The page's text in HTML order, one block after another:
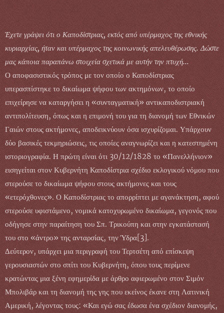
Έχετε γράψει ότι ο Καποδίστριας, εκτός από υπέρμαχος της εθνικής
κυριαρχίας, ήταν και υπέρμαχος της κοινωνικής απελευθέρωσης. Δώστε
μας κάποια παραπάνω στοιχεία σχετικά με αυτήν την πτυχή...
Ο αποφασιστικός τρόπος με τον οποίο ο Καποδίστριας
υπερασπίστηκε το δικαίωμα ψήφου των ακτημόνων, το οποίο
επιχείρησε να καταργήσει η «συνταγματική» αντικαποδιστριακή
αντιπολίτευση, όπως και η επιμονή του για τη διανομή των Εθνικών
Γαιών στους ακτήμονες, αποδεικνύουν όσα ισχυρίζομαι. Υπάρχουν
δύο βασικές τεκμηριώσεις, τις οποίες αναγνωρίζει και η κατεστημένη
ιστοριογραφία. Η πρώτη είναι ότι 30/12/1828 το «Πανελλήνιον»
εισηγείται στον Κυβερνήτη Καποδίστρια σχέδιο εκλογικού νόμου που
στερούσε το δικαίωμα ψήφου στους ακτήμονες και τους
«ετερόχθονες». Ο Καποδίστριας το απορρίπτει με αγανάκτηση, αφού
στερούσε υφιστάμενο, νομικά κατοχυρωμένο δικαίωμα, γεγονός που
οδήγησε στην παραίτηση του Σπ. Τρικούπη και στην εγκατάστασή
του στο «άντρο» της ανταρσίας, την Ύδρα[3].
Δεύτερον, υπάρχει μια περιγραφή του Τερτσέτη από επίσκεψη
γερουσιαστών στο σπίτι του Κυβερνήτη, όπου τους περίμενε
κρατώντας μια ξένη εφημερίδα με άρθρο αφιερωμένο στον Σιμόν
Μπολιβάρ και τη διανομή της γης που εκείνος έκανε στη Λατινική
Αμερική, λέγοντας τους: «Και εγώ σας έδωσα ένα σχέδιον διανομής,